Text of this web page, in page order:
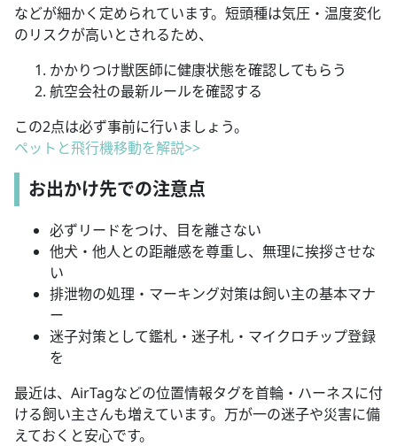
などが細かく定められています。短頭種は気圧・温度変化
のリスクが高いとされるため、
かかりつけ獣医師に健康状態を確認してもらう
航空会社の最新ルールを確認する
この2点は必ず事前に行いましょう。
ペットと飛行機移動を解説>>
お出かけ先での注意点
必ずリードをつけ、目を離さない
他犬・他人との距離感を尊重し、無理に挨拶させな
い
排泄物の処理・マーキング対策は飼い主の基本マナ
ー
迷子対策として鑑札・迷子札・マイクロチップ登録
を
最近は、AirTagなどの位置情報タグを首輪・ハーネスに付
ける飼い主さんも増えています。万が一の迷子や災害に備
えておくと安心です。